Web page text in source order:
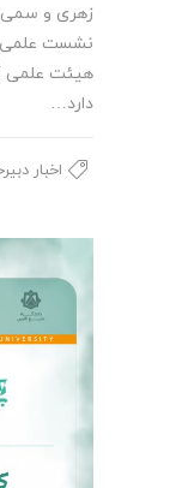
زهری و سمی
نشست علمی
هیئت علمی
دارد…
اخبار